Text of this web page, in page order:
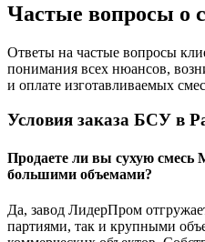
Частые вопросы о
Ответы на частые вопросы
понимания всех нюансов,
и оплате изготавливаемых
Условия заказа БСУ в
Продаете ли вы сухую смесь
большими объемами?
Да, завод ЛидерПром
партиями, так и крупными